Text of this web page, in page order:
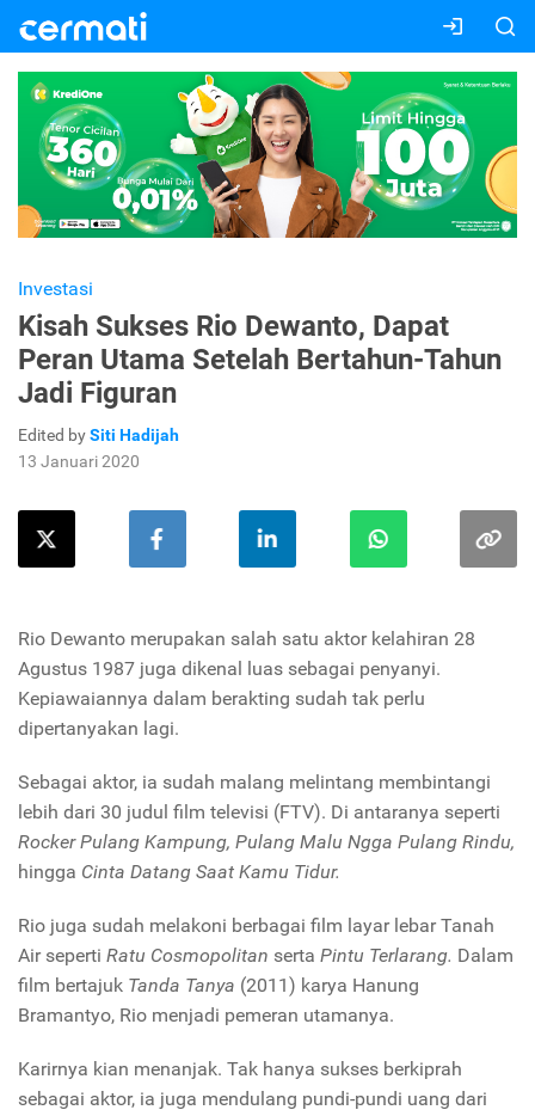
Investasi
Kisah Sukses Rio Dewanto, Dapat
Peran Utama Setelah Bertahun-Tahun
Jadi Figuran
Edited bySiti Hadijah
13 Januari 2020
Rio Dewanto merupakan salah satu aktor kelahiran 28
Agustus 1987 juga dikenal luas sebagai penyanyi.
Kepiawaiannya dalam berakting sudah tak perlu
dipertanyakan lagi.
Sebagai aktor, ia sudah malang melintang membintangi
lebih dari 30 judul film televisi (FTV). Di antaranya seperti
Rocker Pulang Kampung, Pulang Malu Ngga Pulang Rindu,
hingga Cinta Datang Saat Kamu Tidur.
Rio juga sudah melakoni berbagai film layar lebar Tanah
Air seperti Ratu Cosmopolitan serta Pintu Terlarang. Dalam
film bertajuk Tanda Tanya (2011) karya Hanung
Bramantyo, Rio menjadi pemeran utamanya.
Karirnya kian menanjak. Tak hanya sukses berkiprah
sebagai aktor, ia juga mendulang pundi-pundi uang dari